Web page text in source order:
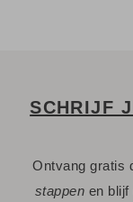
SCHRIJF
Ontvang gratis
stappen en blijf